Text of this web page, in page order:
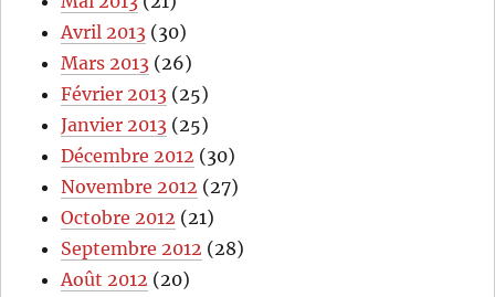
Avril 2013 (30)
Mars 2013 (26)
Février 2013 (25)
Janvier 2013 (25)
Décembre 2012 (30)
Novembre 2012 (27)
Octobre 2012 (21)
Septembre 2012 (28)
Août 2012 (20)